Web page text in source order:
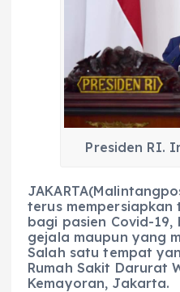
o
o
k
A
p
p
g
r
a
m
n
g
er
Presiden RI.
terus
bagi pasien Covid-
gejala maupun yang
Salah satu tempat
Rumah Sakit Darurat
Kemayoran, Jakarta.